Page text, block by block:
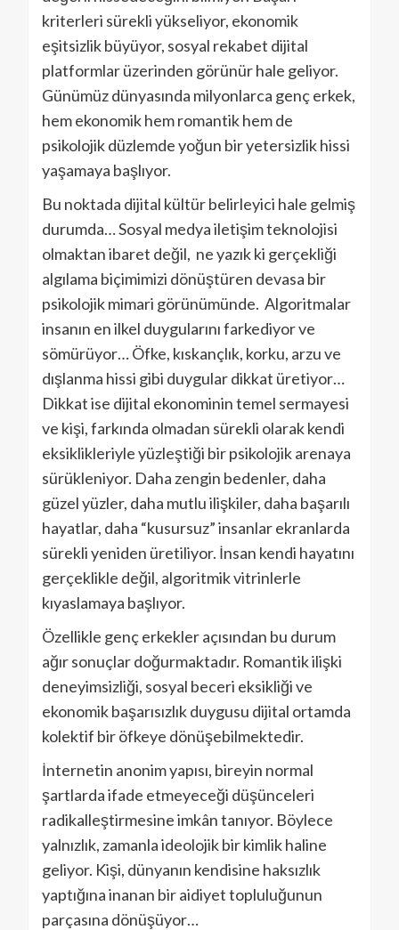
kriterleri sürekli yükseliyor, ekonomik
eşitsizlik büyüyor, sosyal rekabet dijital
platformlar üzerinden görünür hale geliyor.
Günümüz dünyasında milyonlarca genç erkek,
hem ekonomik hem romantik hem de
psikolojik düzlemde yoğun bir yetersizlik hissi
yaşamaya başlıyor.
Bu noktada dijital kültür belirleyici hale gelmiş
durumda… Sosyal medya iletişim teknolojisi
olmaktan ibaret değil, ne yazık ki gerçekliği
algılama biçimimizi dönüştüren devasa bir
psikolojik mimari görünümünde. Algoritmalar
insanın en ilkel duygularını farkediyor ve
sömürüyor… Öfke, kıskançlık, korku, arzu ve
dışlanma hissi gibi duygular dikkat üretiyor…
Dikkat ise dijital ekonominin temel sermayesi
ve kişi, farkında olmadan sürekli olarak kendi
eksiklikleriyle yüzleştiği bir psikolojik arenaya
sürükleniyor. Daha zengin bedenler, daha
güzel yüzler, daha mutlu ilişkiler, daha başarılı
hayatlar, daha “kusursuz” insanlar ekranlarda
sürekli yeniden üretiliyor. İnsan kendi hayatını
gerçeklikle değil, algoritmik vitrinlerle
kıyaslamaya başlıyor.
Özellikle genç erkekler açısından bu durum
ağır sonuçlar doğurmaktadır. Romantik ilişki
deneyimsizliği, sosyal beceri eksikliği ve
ekonomik başarısızlık duygusu dijital ortamda
kolektif bir öfkeye dönüşebilmektedir.
İnternetin anonim yapısı, bireyin normal
şartlarda ifade etmeyeceği düşünceleri
radikalleştirmesine imkân tanıyor. Böylece
yalnızlık, zamanla ideolojik bir kimlik haline
geliyor. Kişi, dünyanın kendisine haksızlık
yaptığına inanan bir aidiyet topluluğunun
parçasına dönüşüyor…